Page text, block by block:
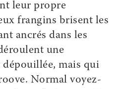
leur propre
frangins brisent les
ancrés dans les
une
dépouillée, mais qui
Normal voyez-